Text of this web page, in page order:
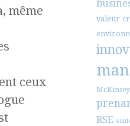
même
ceux
valeur
McKinsey
RSE